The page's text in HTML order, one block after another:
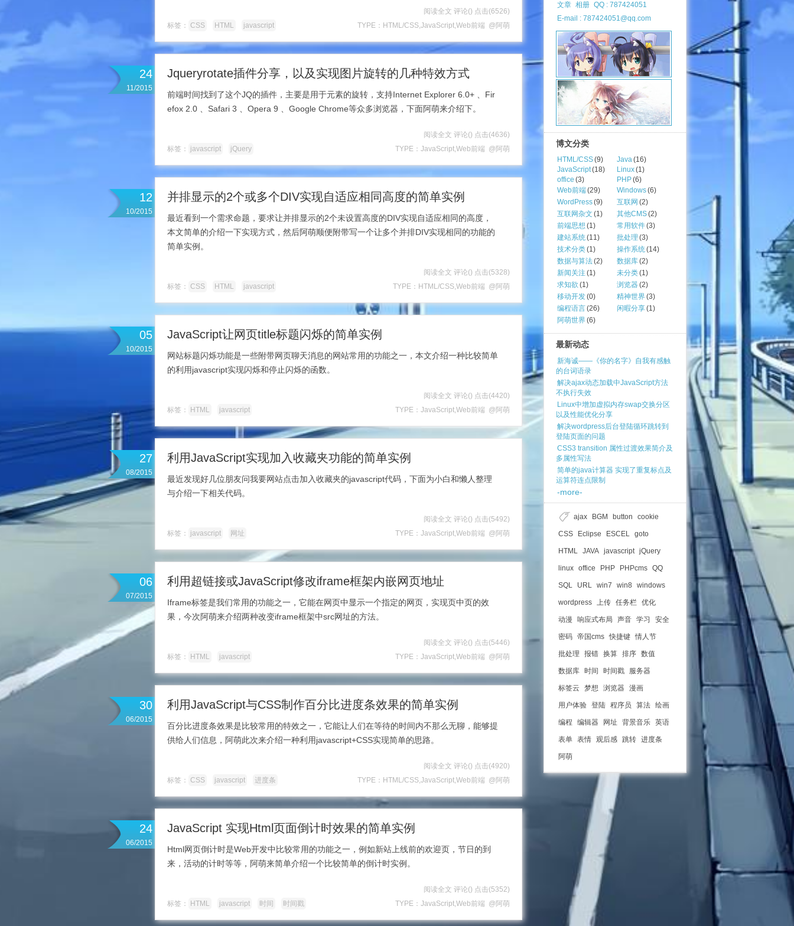
阅读全文 评论() 点击(6526)
TYPE： HTML/CSS,JavaScript,Web前端 @阿萌
标签： CSS HTML javascript
24
11/2015
Jqueryrotate插件分享，以及实现图片旋转的几种特效方式
前端时间找到了这个JQ的插件，主要是用于元素的旋转，支持Internet Explorer 6.0+ 、Fir
efox 2.0 、Safari 3 、Opera 9 、Google Chrome等众多浏览器，下面阿萌来介绍下。
阅读全文 评论() 点击(4636)
TYPE： JavaScript,Web前端 @阿萌
标签： javascript jQuery
12
10/2015
并排显示的2个或多个DIV实现自适应相同高度的简单实例
最近看到一个需求命题，要求让并排显示的2个未设置高度的DIV实现自适应相同的高度，
本文简单的介绍一下实现方式，然后阿萌顺便附带写一个让多个并排DIV实现相同的功能的
简单实例。
阅读全文 评论() 点击(5328)
TYPE： HTML/CSS,Web前端 @阿萌
标签： CSS HTML javascript
05
10/2015
JavaScript让网页title标题闪烁的简单实例
网站标题闪烁功能是一些附带网页聊天消息的网站常用的功能之一，本文介绍一种比较简单
的利用javascript实现闪烁和停止闪烁的函数。
阅读全文 评论() 点击(4420)
TYPE： JavaScript,Web前端 @阿萌
标签： HTML javascript
27
08/2015
利用JavaScript实现加入收藏夹功能的简单实例
最近发现好几位朋友问我要网站点击加入收藏夹的javascript代码，下面为小白和懒人整理
与介绍一下相关代码。
阅读全文 评论() 点击(5492)
TYPE： JavaScript,Web前端 @阿萌
标签： javascript 网址
06
07/2015
利用超链接或JavaScript修改iframe框架内嵌网页地址
Iframe标签是我们常用的功能之一，它能在网页中显示一个指定的网页，实现页中页的效
果，今次阿萌来介绍两种改变iframe框架中src网址的方法。
阅读全文 评论() 点击(5446)
TYPE： JavaScript,Web前端 @阿萌
标签： HTML javascript
30
06/2015
利用JavaScript与CSS制作百分比进度条效果的简单实例
百分比进度条效果是比较常用的特效之一，它能让人们在等待的时间内不那么无聊，能够提
供给人们信息，阿萌此次来介绍一种利用javascript+CSS实现简单的思路。
阅读全文 评论() 点击(4920)
TYPE： HTML/CSS,JavaScript,Web前端 @阿萌
标签： CSS javascript 进度条
24
06/2015
JavaScript 实现Html页面倒计时效果的简单实例
Html网页倒计时是Web开发中比较常用的功能之一，例如新站上线前的欢迎页，节日的到
来，活动的计时等等，阿萌来简单介绍一个比较简单的倒计时实例。
阅读全文 评论() 点击(5352)
TYPE： JavaScript,Web前端 @阿萌
标签： HTML javascript 时间 时间戳
文章 相册 QQ : 787424051
E-mail : 787424051@qq.com
博文分类
HTML/CSS(9) Java(16)
JavaScript(18) Linux(1)
office (3) PHP(6)
Web前端(29) Windows(6)
WordPress(9) 互联网 (2)
互联网杂文 (1) 其他CMS(2)
前端思想 (1) 常用软件(3)
建站系统(11) 批处理 (3)
技术分类(1) 操作系统(14)
数据与算法(2) 数据库(2)
新闻关注 (1) 未分类(1)
求知欲 (1) 浏览器(2)
移动开发(0) 精神世界(3)
编程语言(26) 闲暇分享(1)
阿萌世界(6)
最新动态
新海诚——《你的名字》自我有感触
的台词语录
解决ajax动态加载中JavaScript方法
不执行失效
Linux中增加虚拟内存swap交换分区
以及性能优化分享
解决wordpress后台登陆循环跳转到
登陆页面的问题
CSS3 transition 属性过渡效果简介及
多属性写法
简单的java计算器 实现了重复标点及
运算符连点限制
-more-
ajax BGM button cookie
CSS Eclipse ESCEL goto
HTML JAVA javascript jQuery
linux office PHP PHPcms QQ
SQL URL win7 win8 windows
wordpress 上传 任务栏 优化
动漫 响应式布局 声音 学习 安全
密码 帝国cms 快捷键 情人节
批处理 报错 换算 排序 数值
数据库 时间 时间戳 服务器
标签云 梦想 浏览器 漫画
用户体验 登陆 程序员 算法 绘画
编程 编辑器 网址 背景音乐 英语
表单 表情 观后感 跳转 进度条
阿萌